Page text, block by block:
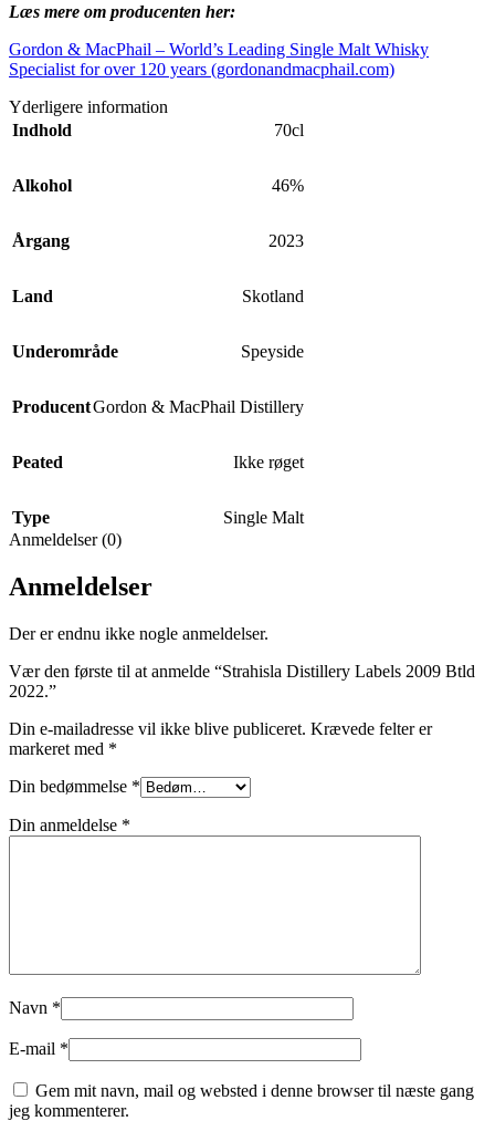
Læs mere om producenten her:
Gordon & MacPhail – World’s Leading Single Malt Whisky
Specialist for over 120 years (gordonandmacphail.com)
Yderligere information
Indhold
70cl
Alkohol 46%
Årgang 2023
Land Skotland
Underområde Speyside
ProducentGordon & MacPhail Distillery
Peated Ikke røget
Type
Single Malt
Anmeldelser (0)
Anmeldelser
Der er endnu ikke nogle anmeldelser.
Vær den første til at anmelde “Strahisla Distillery Labels 2009 Btld
2022.”
Din e-mailadresse vil ikke blive publiceret. Krævede felter er
markeret med *
Din bedømmelse *
Din anmeldelse *
Navn *
E-mail *
Gem mit navn, mail og websted i denne browser til næste gang
jeg kommenterer.